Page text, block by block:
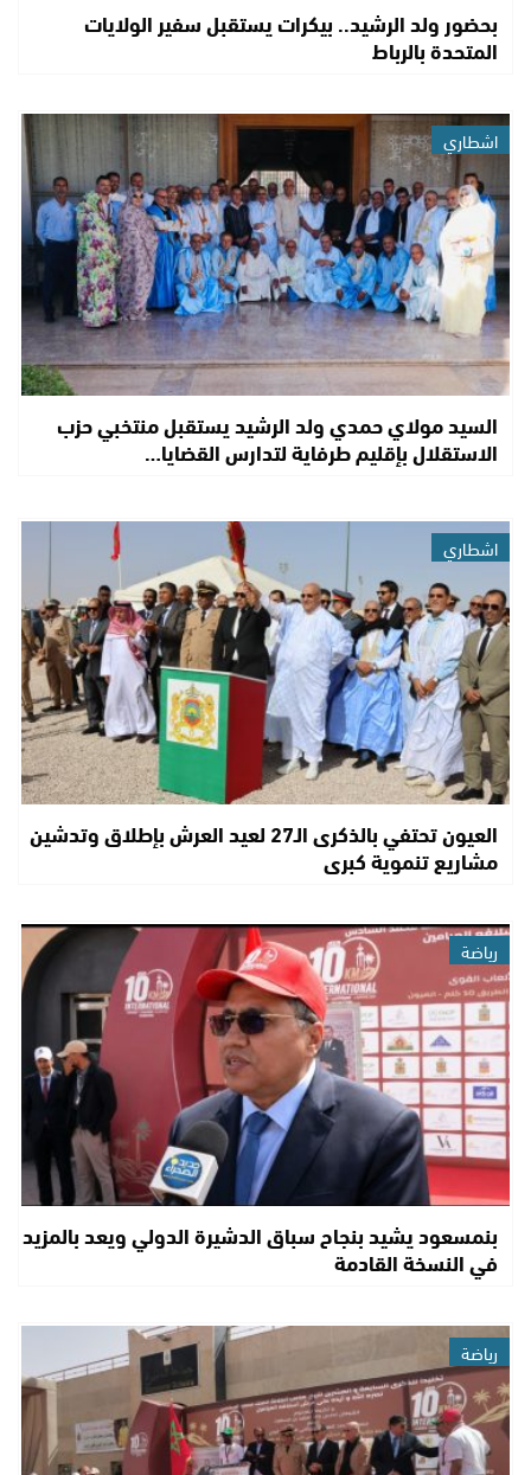
بحضور ولد الرشيد.. بيكرات يستقبل سفير الولايات
المتحدة بالرباط
اشطاري
السيد مولاي حمدي ولد الرشيد يستقبل منتخبي حزب
الاستقلال بإقليم طرفاية لتدارس القضايا…
اشطاري
العيون تحتفي بالذكرى الـ27 لعيد العرش بإطلاق وتدشين
مشاريع تنموية كبرى
رياضة
بنمسعود يشيد بنجاح سباق الدشيرة الدولي ويعد بالمزيد
في النسخة القادمة
رياضة